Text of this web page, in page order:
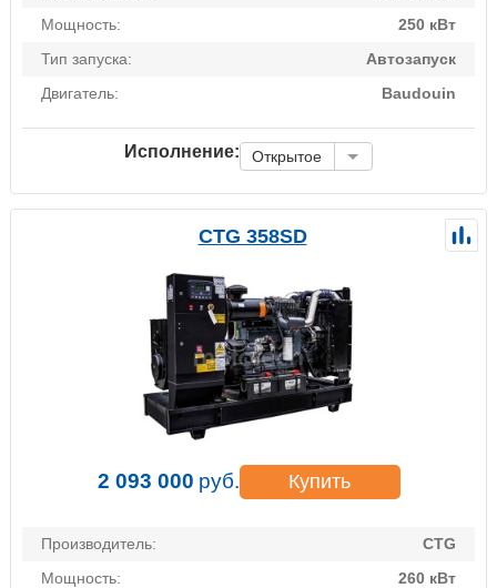
Мощность:
250 кВт
Тип запуска:
Автозапуск
Двигатель:
Baudouin
Исполнение: Открытое
CTG 358SD
2 093 000 руб. Купить
Производитель:
CTG
Мощность:
260 кВт